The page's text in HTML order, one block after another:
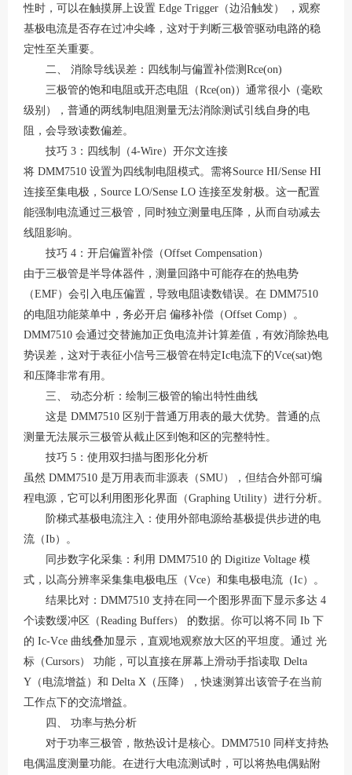
性时，可以在触摸屏上设置 Edge Trigger（边沿触发） ，观察
基极电流是否存在过冲尖峰，这对于判断三极管驱动电路的稳
定性至关重要。
二、
消除导线误差：四线制与偏置补偿测 Rce(on)
三极管的饱和电阻或开态电阻（Rce(on)）通常很小（毫欧
级别），普通的两线制电阻测量无法消除测试引线自身的电
阻，会导致读数偏差。
技巧 3：四线制（4-Wire）开尔文连接
将 DMM7510 设置为四线制电阻模式。需将Source HI/Sense HI
连接至集电极，Source LO/Sense LO 连接至发射极。这一配置
能强制电流通过三极管，同时独立测量电压降，从而自动减去
线阻影响。
技巧 4：开启偏置补偿（Offset Compensation）
由于三极管是半导体器件，测量回路中可能存在的热电势
（EMF）会引入电压偏置，导致电阻读数错误。在 DMM7510
的电阻功能菜单中，务必开启 偏移补偿（Offset Comp）。
DMM7510 会通过交替施加正负电流并计算差值，有效消除热电
势误差，这对于表征小信号三极管在特定Ic电流下的Vce(sat)饱
和压降非常有用 。
三、
动态分析：绘制三极管的输出特性曲线
这是 DMM7510 区别于普通万用表的最大优势。普通的点
测量无法展示三极管从截止区到饱和区的完整特性。
技巧 5：使用双扫描与图形化分析
虽然 DMM7510 是万用表而非源表（SMU），但结合外部可编
程电源，它可以利用图形化界面（Graphing Utility）进行分析。
阶梯式基极电流注入：使用外部电源给基极提供步进的电
流（Ib）。
同步数字化采集：利用 DMM7510 的 Digitize Voltage 模
式，以高分辨率采集集电极电压（Vce）和集电极电流（Ic）。
结果比对： DMM7510 支持在同一个图形界面下显示多达 4
个读数缓冲区（Reading Buffers） 的数据。你可以将不同 Ib 下
的 Ic-Vce 曲线叠加显示，直观地观察放大区的平坦度。通过 光
标（Cursors） 功能，可以直接在屏幕上滑动手指读取 Delta
Y（电流增益）和 Delta X（压降），快速测算出该管子在当前
工作点下的交流增益。
四、
功率与热分析
对于功率三极管，散热设计是核心。 DMM7510 同样支持热
电偶温度测量功能。在进行大电流测试时，可以将热电偶贴附